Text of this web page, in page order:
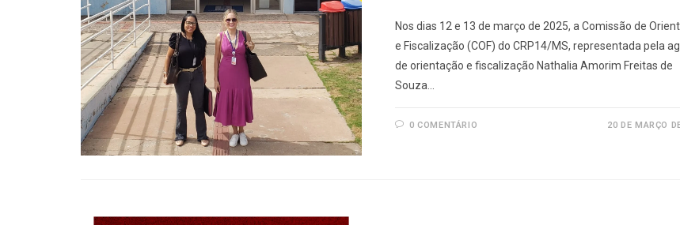
Nos dias 12 e 13 de março de 2025, a Comissão de
e Fiscalização (COF) do CRP14/MS, representada pela
de orientação e fiscalização Nathalia Amorim Freitas de
Souza…
0 COMENTÁRIO 20 DE MARÇO